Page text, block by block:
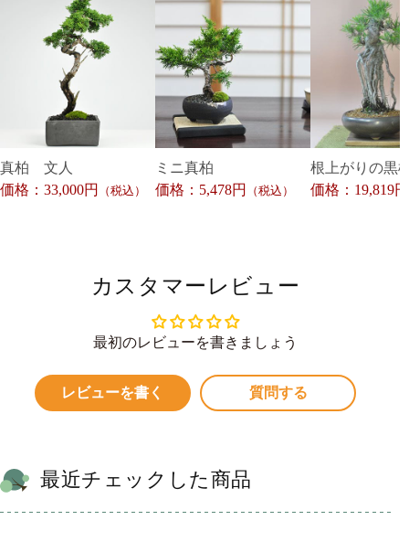
真柏 文人
価格：33,000円
（税込）
ミニ真柏
価格：5,478円
（税込）
根上がりの黒
価格：19,819円
カスタマーレビュー
最初のレビューを書きましょう
レビューを書く 質問する
最近チェックした商品